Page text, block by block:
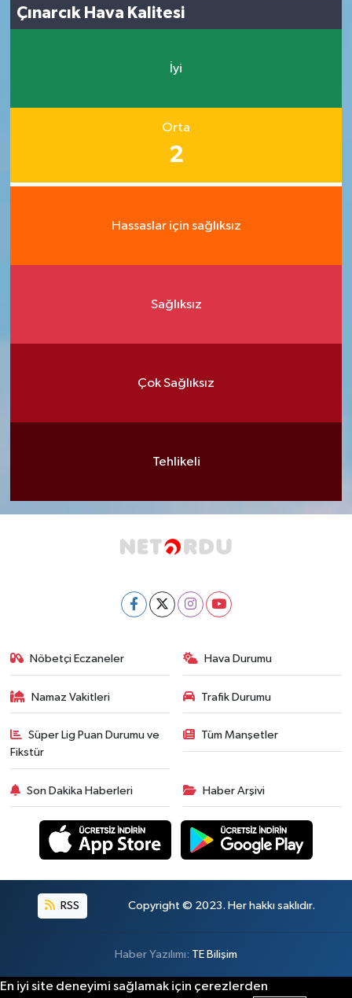
Çınarcık Hava Kalitesi
İyi
Orta
2
Hassaslar için sağlıksız
Sağlıksız
Çok Sağlıksız
Tehlikeli
Nöbetçi Eczaneler Hava Durumu
Namaz Vakitleri Trafik Durumu
Süper Lig Puan Durumu ve
Fikstür
Tüm Manşetler
Son Dakika Haberleri Haber Arşivi
RSS Copyright © 2023. Her hakkı saklıdır.
Haber Yazılımı: TE Bilişim
En iyi site deneyimi sağlamak için çerezlerden